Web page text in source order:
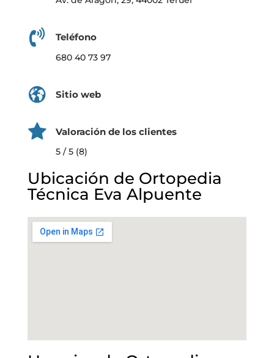
Teléfono
680 40 73 97
Sitio web
Valoración de los clientes
5 / 5 (8)
Ubicación de Ortopedia
Técnica Eva Alpuente